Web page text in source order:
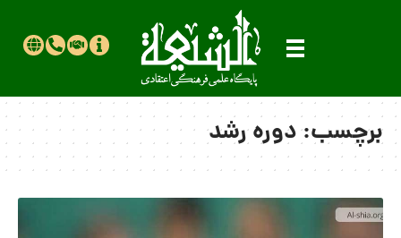
برچسب:دوره رشد